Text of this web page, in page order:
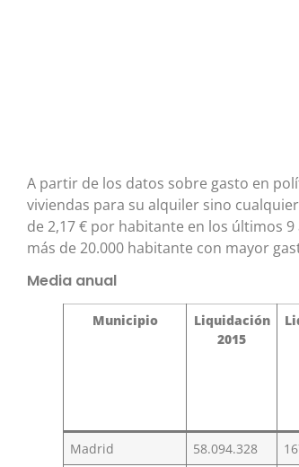
A partir de los datos sobre gasto en
viviendas para su alquiler sino
de 2,17 € por habitante en los últimos
más de 20.000 habitante con mayor
Media anual
Municipio
Liquidación
2015
Madrid
58.094.328